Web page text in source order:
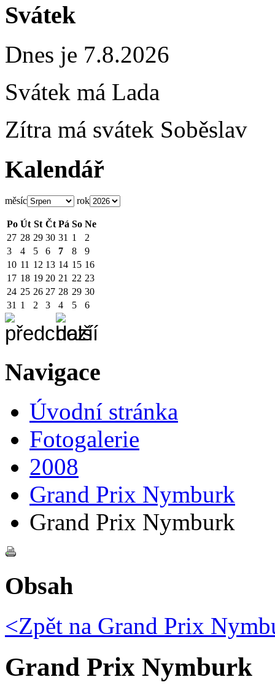
Svátek
Dnes je 7.8.2026
Svátek má Lada
Zítra má svátek Soběslav
Kalendář
měsíc rok
Po Út St Čt Pá So Ne
27 28 29 30 31 1
2
3
4 5 6 7 8
9
10 11 12 13 14 15 16
17 18 19 20 21 22 23
24 25 26 27 28 29 30
31 1 2 3 4 5 6
Navigace
Úvodní stránka
Fotogalerie
2008
Grand Prix Nymburk
Grand Prix Nymburk
Obsah
<Zpět na Grand Prix
Grand Prix Nymburk